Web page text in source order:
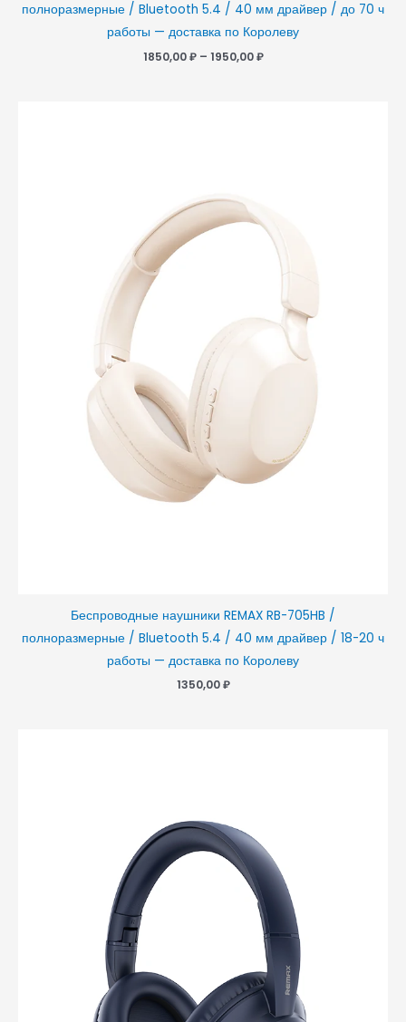
полноразмерные / Bluetooth 5.4 / 40 мм драйвер / до 70 ч
работы — доставка по Королеву
1850,00₽ – 1950,00₽
Беспроводные наушники REMAX RB-705HB /
полноразмерные / Bluetooth 5.4 / 40 мм драйвер / 18-20 ч
работы — доставка по Королеву
1350,00₽